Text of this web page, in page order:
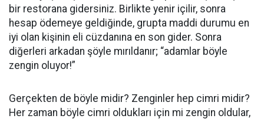
bir restorana gidersiniz. Birlikte yenir içilir, sonra
hesap ödemeye geldiğinde, grupta maddi durumu en
iyi olan kişinin eli cüzdanına en son gider. Sonra
diğerleri arkadan şöyle mırıldanır; “adamlar böyle
zengin oluyor!”
Gerçekten de böyle midir? Zenginler hep cimri midir?
Her zaman böyle cimri oldukları için mi zengin oldular,